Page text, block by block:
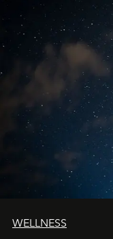
WELLNESS